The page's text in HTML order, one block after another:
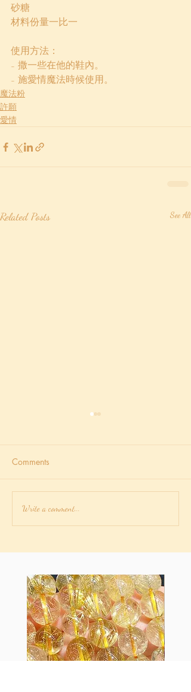
砂糖
材料份量一比一
使用方法：
- 撒一些在他的鞋內。
- 施愛情魔法時候使用。
魔法粉
許願
愛情
Related Posts See All
愛情白魔法 永恆的愛蠟燭
魔法
Comments
Write a comment...